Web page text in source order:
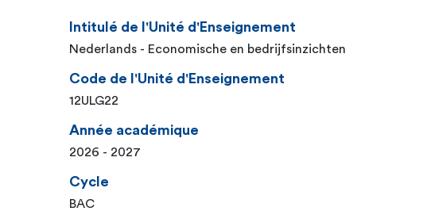
Intitulé de l'Unité d'Enseignement
Nederlands - Economische en bedrijfsinzichten
Code de l'Unité d'Enseignement
12ULG22
Année académique
2026 - 2027
Cycle
BAC